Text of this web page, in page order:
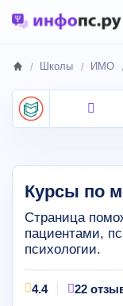
Школы ИМО
Курсы по
Страница
пациентами,
психологии.
4.4 22